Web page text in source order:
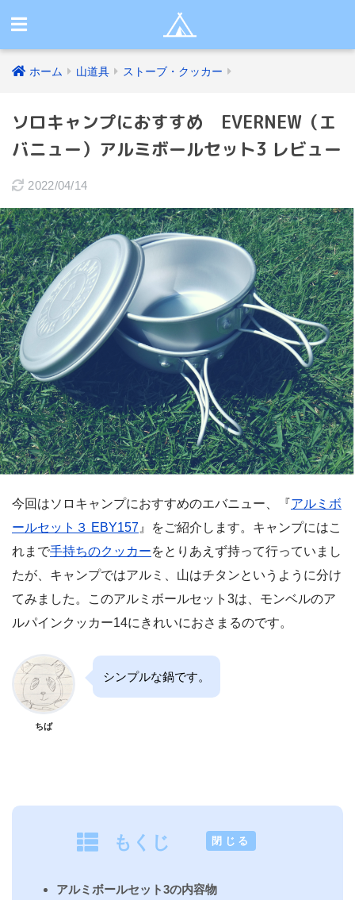
ホーム 山道具 ストーブ・クッカー
ソロキャンプにおすすめ EVERNEW（エ
バニュー）アルミボールセット3 レビュー
2022/04/14
今回はソロキャンプにおすすめのエバニュー、『アルミボ
ールセット３ EBY157 』をご紹介します。キャンプにはこ
れまで手持ちのクッカーをとりあえず持って行っていまし
たが、キャンプではアルミ、山はチタンというように分け
てみました。このアルミボールセット3は、モンベルのア
ルパインクッカー14にきれいにおさまるのです。
ちば
シンプルな鍋です。
もくじ 閉じる
アルミボールセット3の内容物